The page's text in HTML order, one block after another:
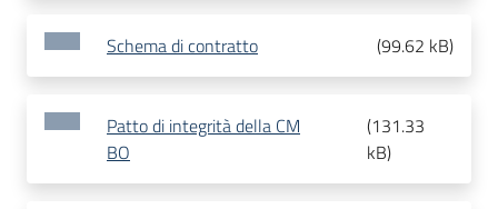
Schema di contratto (99.62 kB)
Patto di integrità della CM
BO
(131.33
kB)